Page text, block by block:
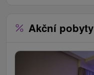
Akční pobyty